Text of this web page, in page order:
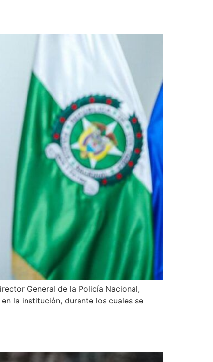
General de la Policía Nacional,
la institución, durante los cuales se